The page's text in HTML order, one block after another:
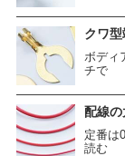
クワ
ボディ
チで
配線
定番は
読む